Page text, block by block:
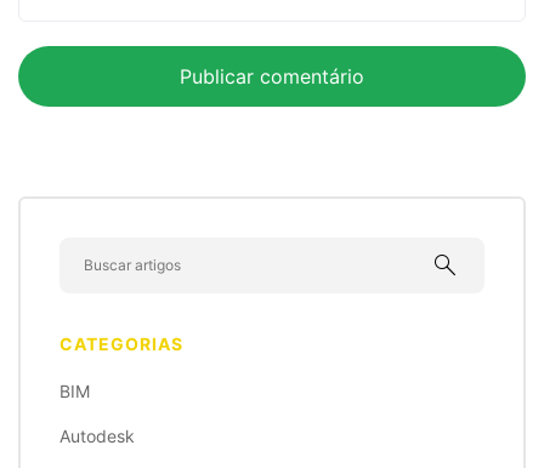
search
CATEGORIAS
BIM
Autodesk